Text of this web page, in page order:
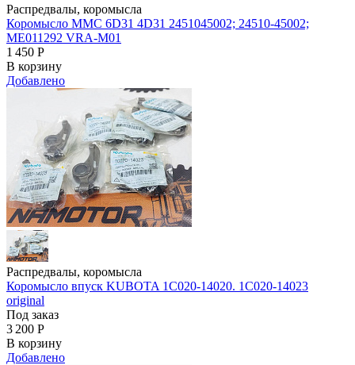
Распредвалы, коромысла
Коромысло MMC 6D31 4D31 2451045002; 24510-45002;
ME011292 VRA-M01
1 450 Р
В корзину
Добавлено
Распредвалы, коромысла
Коромысло впуск KUBOTA 1C020-14020. 1C020-14023
original
Под заказ
3 200 Р
В корзину
Добавлено